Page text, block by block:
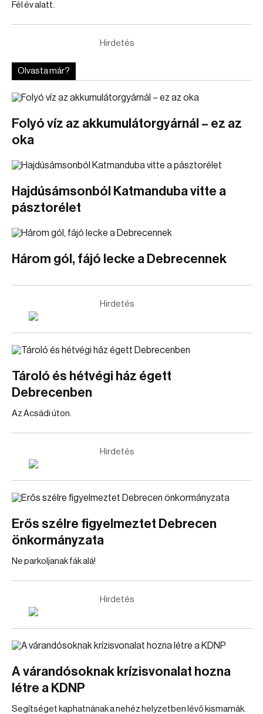
Fél év alatt.
Hirdetés
Olvasta már?
Folyó víz az akkumulátorgyárnál – ez az
oka
Hajdúsámsonból Katmanduba vitte a
pásztorélet
Három gól, fájó lecke a Debrecennek
Hirdetés
Tároló és hétvégi ház égett
Debrecenben
Az Acsádi úton.
Hirdetés
Erős szélre figyelmeztet Debrecen
önkormányzata
Ne parkoljanak fák alá!
Hirdetés
A várandósoknak krízisvonalat hozna
létre a KDNP
Segítséget kaphatnának a nehéz helyzetben lévő kismamák.